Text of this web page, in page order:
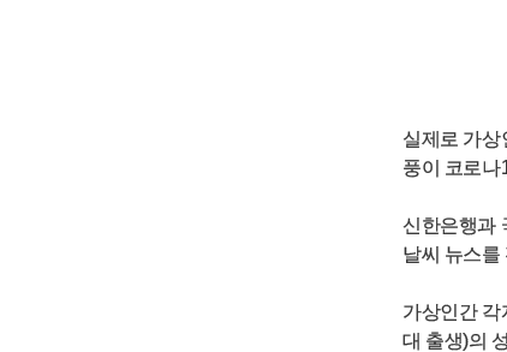
실제로 가상
풍이 코로나
신한은행과
날씨 뉴스를
가상인간 각
대 출생)의